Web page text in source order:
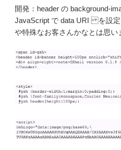
開発：header の background-
JavaScript で data URI を設
や特殊なお客さんかなとは思い